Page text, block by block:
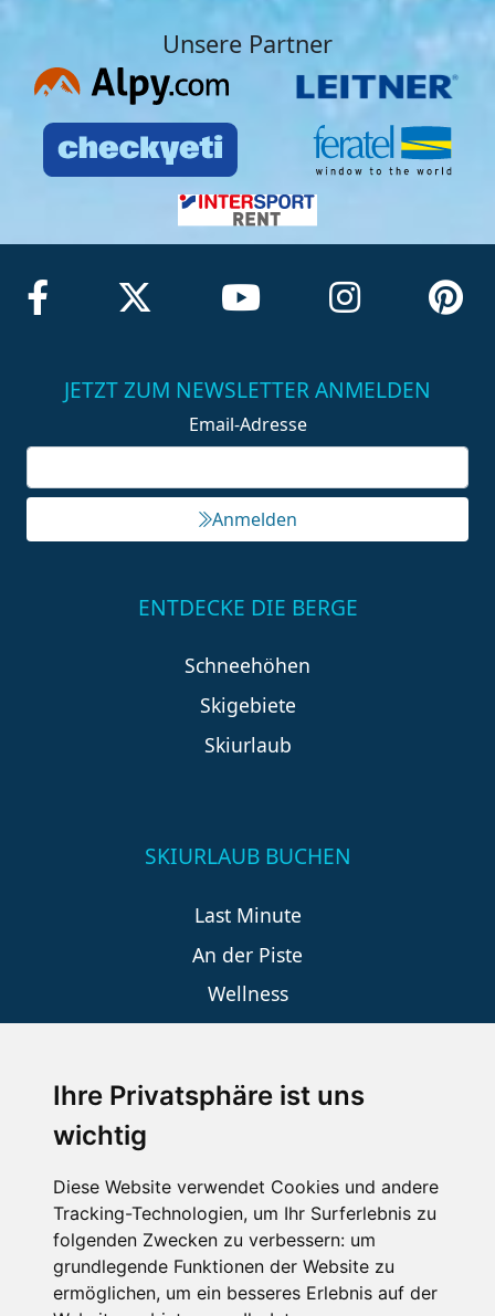
Ihre Privatsphäre ist uns
wichtig
Diese Website verwendet Cookies und andere
Tracking-Technologien, um Ihr Surferlebnis zu
folgenden Zwecken zu verbessern: um
grundlegende Funktionen der Website zu
ermöglichen, um ein besseres Erlebnis auf der
Unsere Partner
JETZT ZUM NEWSLETTER ANMELDEN
Email-Adresse
Anmelden
ENTDECKE DIE BERGE
Schneehöhen
Skigebiete
Skiurlaub
SKIURLAUB BUCHEN
Last Minute
An der Piste
Wellness
SCHNEEHÖHEN SKI APP
Die Schneehoehen Ski APP für iOS und Android - Ein
Muss für alle Wintersportler und Schneefreaks!